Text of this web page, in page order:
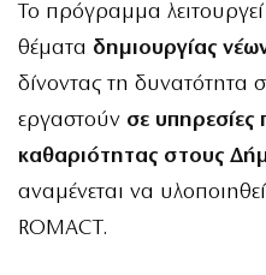
Το πρόγραμμα
θέματα δημιουργίας
δίνοντας τη δυνατότητα
εργαστούν σε υπηρεσίες
καθαριότητας στους
αναμένεται να
ROMACT.